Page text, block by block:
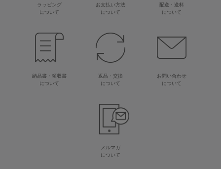
ラッピング
について
お支払い方法
について
配送・送料
について
納品書・領収書
について
返品・交換
について
お問い合わせ
について
メルマガ
について